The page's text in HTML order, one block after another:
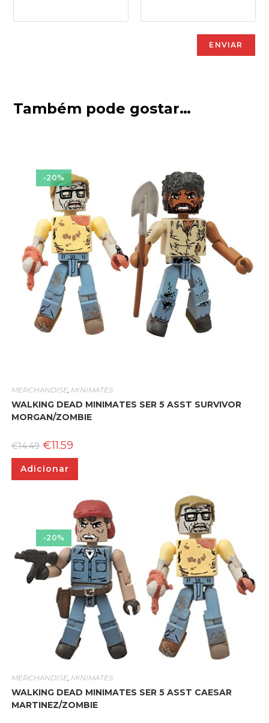
Também pode gostar…
-20%
MERCHANDISE, MINIMATES
WALKING DEAD MINIMATES SER 5 ASST SURVIVOR
MORGAN/ZOMBIE
€14.49 O
preço
original
era:
€11.59O
atual
Adicionar
-20%
MERCHANDISE, MINIMATES
WALKING DEAD MINIMATES SER 5 ASST CAESAR
MARTINEZ/ZOMBIE